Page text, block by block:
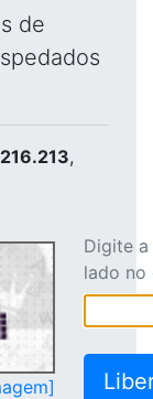
de
,
Digite
lado no